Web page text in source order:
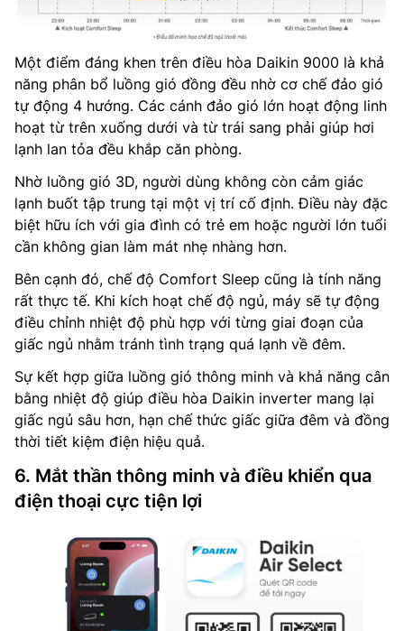
Một điểm đáng khen trên điều hòa Daikin 9000 là khả
năng phân bổ luồng gió đồng đều nhờ cơ chế đảo gió
tự động 4 hướng. Các cánh đảo gió lớn hoạt động linh
hoạt từ trên xuống dưới và từ trái sang phải giúp hơi
lạnh lan tỏa đều khắp căn phòng.
Nhờ luồng gió 3D, người dùng không còn cảm giác
lạnh buốt tập trung tại một vị trí cố định. Điều này đặc
biệt hữu ích với gia đình có trẻ em hoặc người lớn tuổi
cần không gian làm mát nhẹ nhàng hơn.
Bên cạnh đó, chế độ Comfort Sleep cũng là tính năng
rất thực tế. Khi kích hoạt chế độ ngủ, máy sẽ tự động
điều chỉnh nhiệt độ phù hợp với từng giai đoạn của
giấc ngủ nhằm tránh tình trạng quá lạnh về đêm.
Sự kết hợp giữa luồng gió thông minh và khả năng cân
bằng nhiệt độ giúp điều hòa Daikin inverter mang lại
giấc ngủ sâu hơn, hạn chế thức giấc giữa đêm và đồng
thời tiết kiệm điện hiệu quả.
6. Mắt thần thông minh và điều khiển qua
điện thoại cực tiện lợi